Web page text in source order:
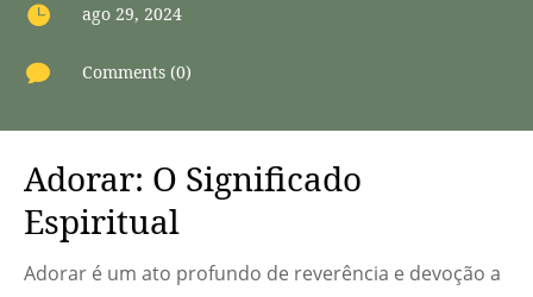
 ago 29, 2024
 Comments (0)
Adorar: O Significado
Espiritual
Adorar é um ato profundo de reverência e devoção a